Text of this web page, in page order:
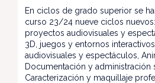
En ciclos de grado superior se
curso 23/24 nueve ciclos
proyectos audiovisuales y
3D, juegos y entornos
audiovisuales y espectáculos,
Documentación y administración
Caracterización y maquillaje